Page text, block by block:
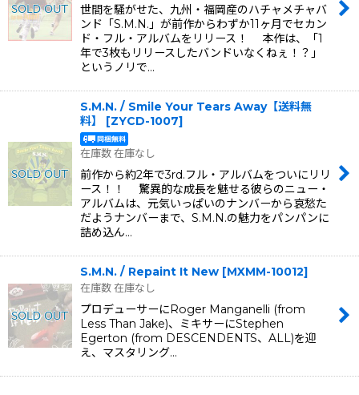
世間を騒がせた、九州・福岡産のハチャメチャバ
ンド「S.M.N.」が前作からわずか11ヶ月でセカン
ド・フル・アルバムをリリース！ 本作は、「1
年で3枚もリリースしたバンドいなくねぇ！？」
というノリで…
S.M.N. / Smile Your Tears Away【送料無
料】
[ZYCD-1007]
在庫数 在庫なし
前作から約2年で3rd.フル・アルバムをついにリリ
ース！！ 驚異的な成長を魅せる彼らのニュー・
アルバムは、元気いっぱいのナンバーから哀愁た
だようナンバーまで、S.M.N.の魅力をパンパンに
詰め込ん…
S.M.N. / Repaint It New [MXMM-10012]
在庫数 在庫なし
プロデューサーにRoger Manganelli (from
Less Than Jake)、ミキサーにStephen
Egerton (from DESCENDENTS、ALL)を迎
え、マスタリング…